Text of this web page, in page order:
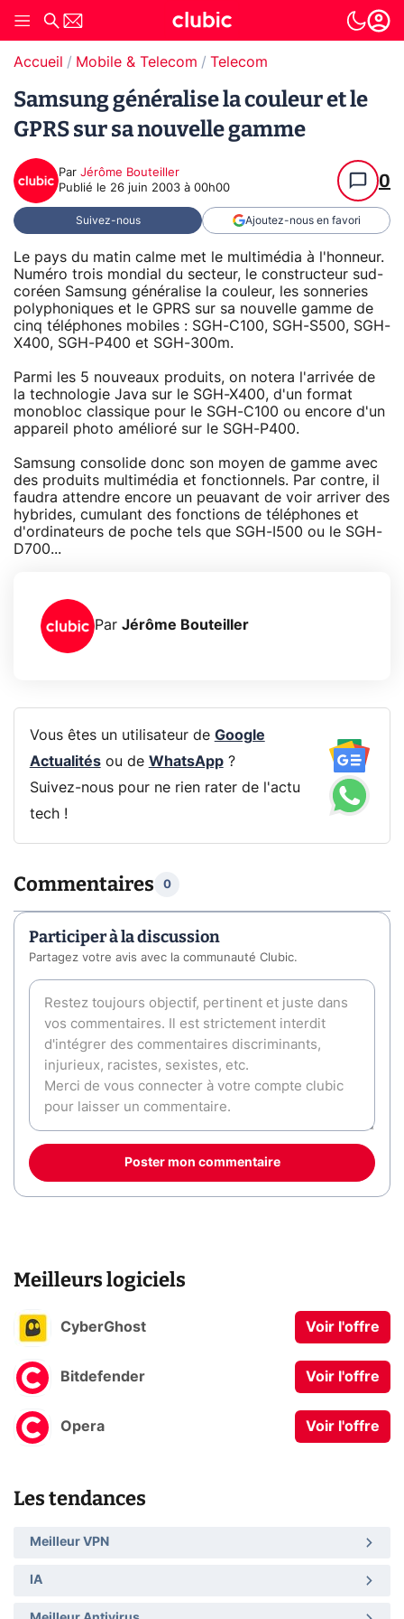
Accueil Mobile & Telecom Telecom
Samsung généralise la couleur et le
GPRS sur sa nouvelle gamme
Par Jérôme Bouteiller
Publié le 26 juin 2003 à 00h00 0
Suivez-nous Ajoutez-nous en favori
Le pays du matin calme met le multimédia à l'honneur.
Numéro trois mondial du secteur, le constructeur sud-
coréen Samsung généralise la couleur, les sonneries
polyphoniques et le GPRS sur sa nouvelle gamme de
cinq téléphones mobiles : SGH-C100, SGH-S500, SGH-
X400, SGH-P400 et SGH-300m.
Parmi les 5 nouveaux produits, on notera l'arrivée de
la technologie Java sur le SGH-X400, d'un format
monobloc classique pour le SGH-C100 ou encore d'un
appareil photo amélioré sur le SGH-P400.
Samsung consolide donc son moyen de gamme avec
des produits multimédia et fonctionnels. Par contre, il
faudra attendre encore un peuavant de voir arriver des
hybrides, cumulant des fonctions de téléphones et
d'ordinateurs de poche tels que SGH-I500 ou le SGH-
D700...
Par Jérôme Bouteiller
Vous êtes un utilisateur de Google
Actualitésou de WhatsApp?
Suivez-nous pour ne rien rater de l'actu
tech !
Commentaires 0
Participer à la discussion
Partagez votre avis avec la communauté Clubic.
Poster mon commentaire
Meilleurs logiciels
CyberGhost Voir l'offre
Bitdefender Voir l'offre
Opera Voir l'offre
Les tendances
Meilleur VPN
IA